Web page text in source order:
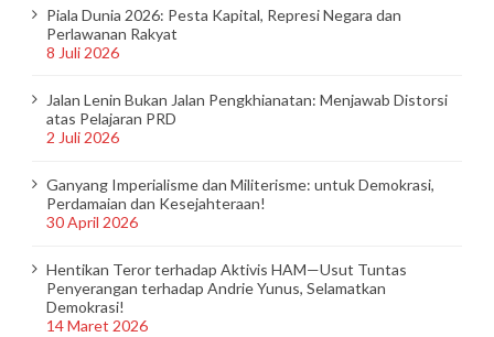
Piala Dunia 2026: Pesta Kapital, Represi Negara dan
Perlawanan Rakyat
8 Juli 2026
Jalan Lenin Bukan Jalan Pengkhianatan: Menjawab Distorsi
atas Pelajaran PRD
2 Juli 2026
Ganyang Imperialisme dan Militerisme: untuk Demokrasi,
Perdamaian dan Kesejahteraan!
30 April 2026
Hentikan Teror terhadap Aktivis HAM—Usut Tuntas
Penyerangan terhadap Andrie Yunus, Selamatkan
Demokrasi!
14 Maret 2026